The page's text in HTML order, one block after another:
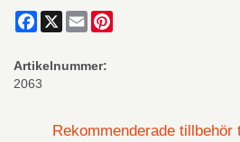
Facebook
X Email
Artikelnummer:
2063
Rekommenderade tillbehör